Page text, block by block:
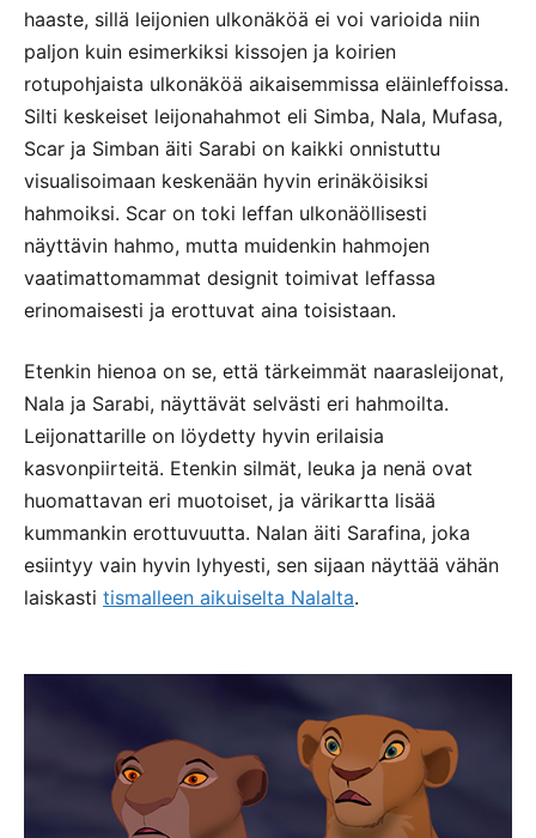
haaste, sillä leijonien ulkonäköä ei voi varioida niin
paljon kuin esimerkiksi kissojen ja koirien
rotupohjaista ulkonäköä aikaisemmissa eläinleffoissa.
Silti keskeiset leijonahahmot eli Simba, Nala, Mufasa,
Scar ja Simban äiti Sarabi on kaikki onnistuttu
visualisoimaan keskenään hyvin erinäköisiksi
hahmoiksi. Scar on toki leffan ulkonäöllisesti
näyttävin hahmo, mutta muidenkin hahmojen
vaatimattomammat designit toimivat leffassa
erinomaisesti ja erottuvat aina toisistaan.
Etenkin hienoa on se, että tärkeimmät naarasleijonat,
Nala ja Sarabi, näyttävät selvästi eri hahmoilta.
Leijonattarille on löydetty hyvin erilaisia
kasvonpiirteitä. Etenkin silmät, leuka ja nenä ovat
huomattavan eri muotoiset, ja värikartta lisää
kummankin erottuvuutta. Nalan äiti Sarafina, joka
esiintyy vain hyvin lyhyesti, sen sijaan näyttää vähän
laiskasti tismalleen aikuiselta Nalalta.